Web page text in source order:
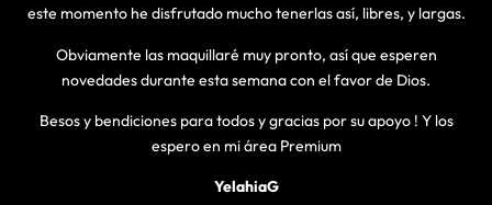
este momento he disfrutado mucho tenerlas así, libres, y largas.
Obviamente las maquillaré muy pronto, así que esperen
novedades durante esta semana con el favor de Dios.
Besos y bendiciones para todos y gracias por su apoyo ! Y los
espero en mi área Premium
YelahiaG